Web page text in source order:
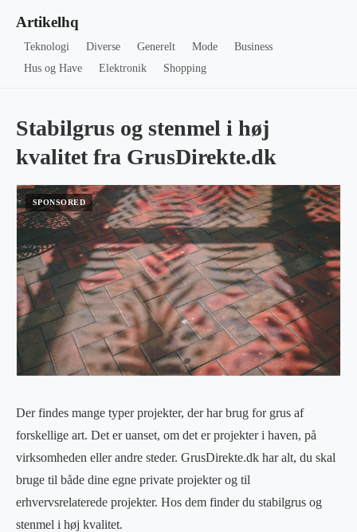
Artikelhq
Teknologi Diverse Generelt Mode
Business
Hus og Have
Elektronik Shopping
Stabilgrus og stenmel i høj
kvalitet fra GrusDirekte.dk
Der findes mange typer projekter, der har brug for grus af
forskellige art. Det er uanset, om det er projekter i haven, på
virksomheden eller andre steder. GrusDirekte.dk har alt, du skal
bruge til både dine egne private projekter og til
erhvervsrelaterede projekter. Hos dem finder du stabilgrus og
stenmel i høj kvalitet.